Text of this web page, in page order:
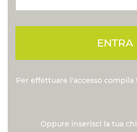
ENTRA
Per effettuare l'accesso
Oppure inserisci la tua